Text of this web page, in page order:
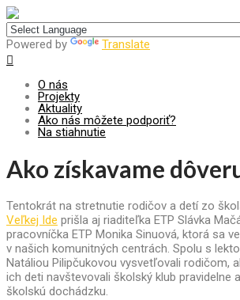
Powered by Translate
O nás
Projekty
Aktuality
Ako nás môžete podporiť?
Na stiahnutie
Ako získavame
Tentokrát na stretnutie rodičov a detí zo
Veľkej Ide prišla aj riaditeľka ETP Slávka
pracovníčka ETP Monika Sinuová, ktorá sa
v našich komunitných centrách. Spolu s
Natáliou Pilipčukovou vysvetľovali rodičom,
ich deti navštevovali školský klub pravidelne
školskú dochádzku.